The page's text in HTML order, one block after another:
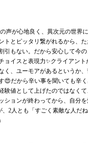
が心地良く、異次元の世界に
とピッタリ繋がれるから、
引もない。だから安心して今
イスと表現力✨クライアン
、ユーモアがあるというか
😍だから辛い事を聞いても辛
験値として上げたのではなく
ションが終わってから、自分
2人とも「すごく素敵な人だ